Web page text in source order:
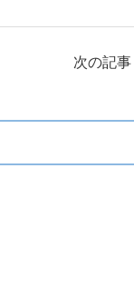
次の記事